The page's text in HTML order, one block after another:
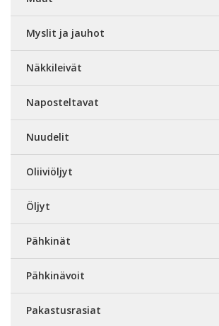
Myslit ja jauhot
Näkkileivät
Naposteltavat
Nuudelit
Oliiviöljyt
Öljyt
Pähkinät
Pähkinävoit
Pakastusrasiat